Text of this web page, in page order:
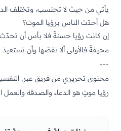
يأتي من حيث لا تحتسب، وتختلف
هل أحدّث الناس برؤيا الموت؟
إن كانت رؤيا حسنةً فلا بأس أن
مخيفةً فالأولى ألا تقصّها وأن تستعيذ
---
محتوى تحريري من فريق عبر.
رؤيا موتٍ هو الدعاء والصدقة والعمل